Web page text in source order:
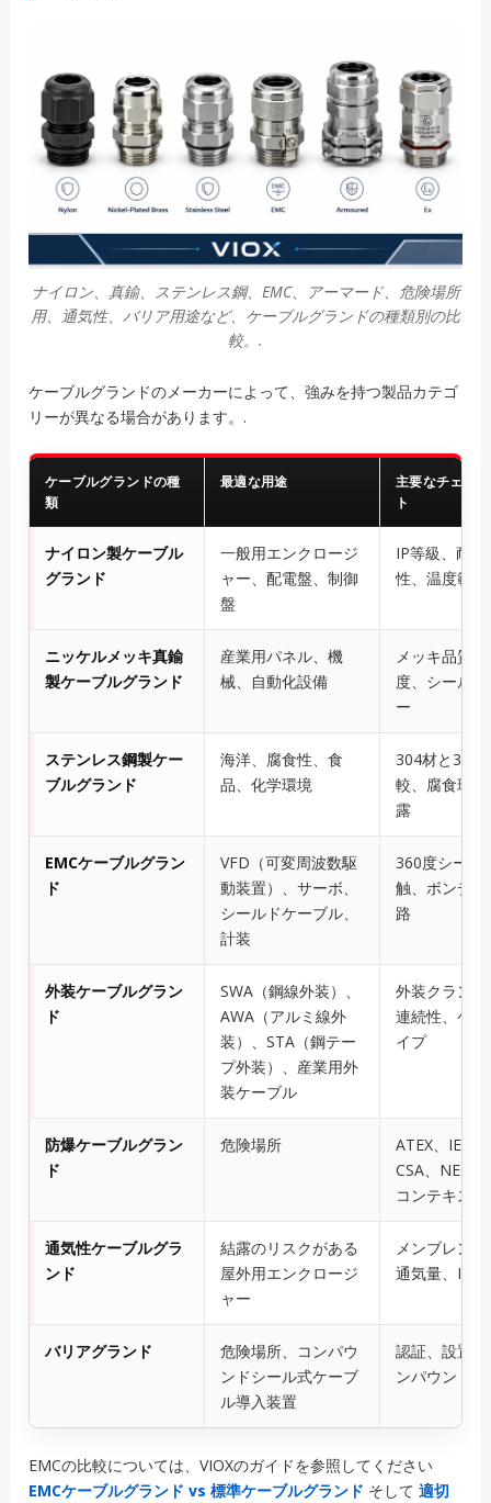
ナイロン、真鍮、ステンレス鋼、EMC、アーマード、危険場所
用、通気性、バリア用途など、ケーブルグランドの種類別の比
較。.
ケーブルグランドのメーカーによって、強みを持つ製品カテゴ
リーが異なる場合があります。.
ケーブルグランドの種
類
最適な用途
主要なチェッ
ト
ナイロン製ケーブル
グランド
一般用エンクロージ
ャー、配電盤、制御
盤
IP等級、耐紫
性、温度範囲
ニッケルメッキ真鍮
製ケーブルグランド
産業用パネル、機
械、自動化設備
メッキ品質
度、シール
ー
ステンレス鋼製ケー
ブルグランド
海洋、腐食性、食
品、化学環境
304材と316
較、腐食環
露
EMCケーブルグラン
ド
VFD（可変周波数駆
動装置）、サーボ、
シールドケーブル、
計装
360度シール
触、ボンデ
路
外装ケーブルグラン
ド
SWA（鋼線外装）、
AWA（アルミ線外
装）、STA（鋼テー
プ外装）、産業用外
装ケーブル
外装クラン
連続性、ケ
イプ
防爆ケーブルグラン
ド
危険場所
ATEX、
CSA、NEC /
コンテキスト
通気性ケーブルグラ
ンド
結露のリスクがある
屋外用エンクロージ
ャー
メンブレン
通気量、IP等
バリアグランド
危険場所、コンパウ
ンドシール式ケーブ
ル導入装置
認証、設置
ンパウンド
EMCの比較については、VIOXのガイドを参照してください
EMCケーブルグランド vs 標準ケーブルグランド そして 適切